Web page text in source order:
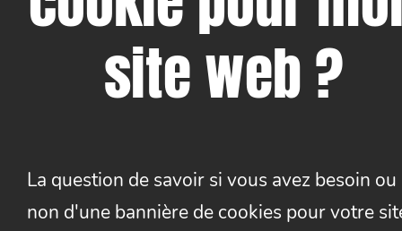
site web ?
La question de savoir si vous avez besoin ou
non d'une bannière de cookies pour votre